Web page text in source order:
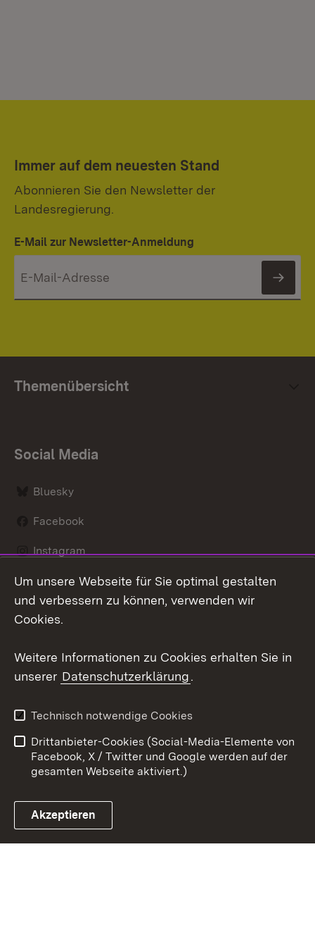
Immer auf dem neuesten Stand
Abonnieren Sie den Newsletter der
Landesregierung.
E-Mail zur Newsletter-Anmeldung
Themenübersicht
Social Media
Bluesky
Facebook
Instagram
LinkedIn
Link zum Landesportal
Datenschutz
Barrierefreiheit
Impressum
Cookies
Um unsere Webseite für Sie optimal gestalten
und verbessern zu können, verwenden wir
Cookies.
Weitere Informationen zu Cookies erhalten Sie in
unserer Datenschutzerklärung.
Technisch notwendige Cookies
Drittanbieter-Cookies (Social-Media-Elemente von
Facebook, X / Twitter und Google werden auf der
gesamten Webseite aktiviert.)
Akzeptieren